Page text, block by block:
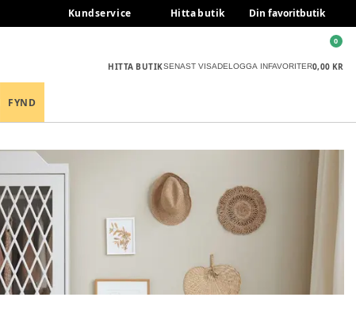
Kundservice Hitta butik Din favoritbutik
HITTA BUTIKSENAST VISADELOGGA INFAVORITER0,00 KR
0
FYND